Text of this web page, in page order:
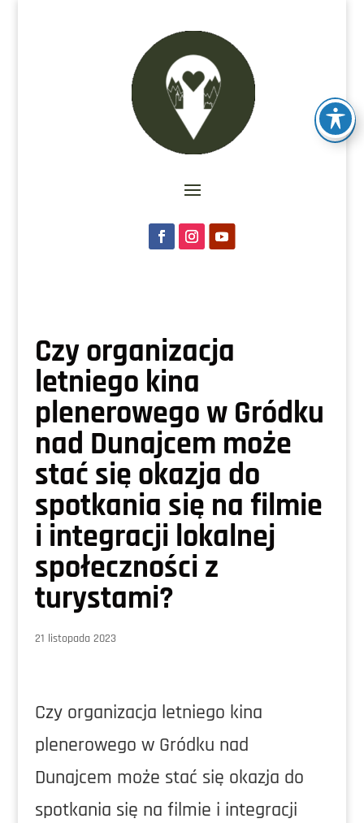
Czy organizacja
letniego kina
plenerowego w Gródku
nad Dunajcem może
stać się okazja do
spotkania się na filmie
i integracji lokalnej
społeczności z
turystami?
21 listopada 2023
Czy organizacja letniego kina
plenerowego w Gródku nad
Dunajcem może stać się okazja do
spotkania się na filmie i integracji